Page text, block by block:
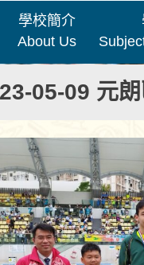
學校簡介
About Us
05-09 元